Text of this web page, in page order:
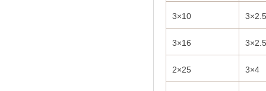
3×10 3×2.5
3×16 3×2.5
2×25 3×4